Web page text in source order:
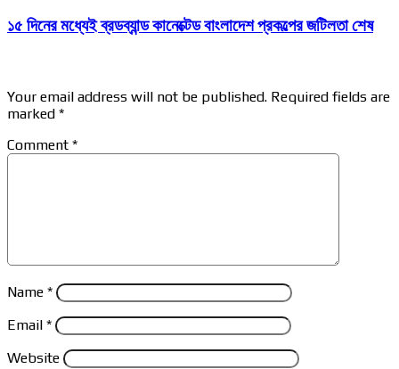
১৫ দিনের মধ্যেই ব্রডব্যান্ড কানেক্টেড বাংলাদেশ প্রকল্পের জটিলতা শেষ
Your email address will not be published. Required fields are
marked *
Comment *
Name *
Email *
Website